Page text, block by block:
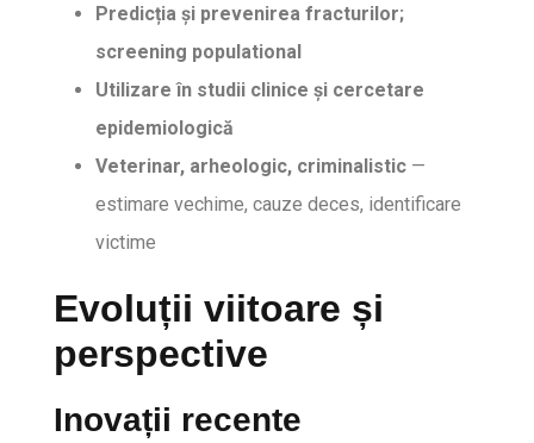
Predicția și prevenirea fracturilor;
screening populational
Utilizare în studii clinice și cercetare
epidemiologică
Veterinar, arheologic, criminalistic —
estimare vechime, cauze deces, identificare
victime
Evoluții viitoare și
perspective
Inovații recente